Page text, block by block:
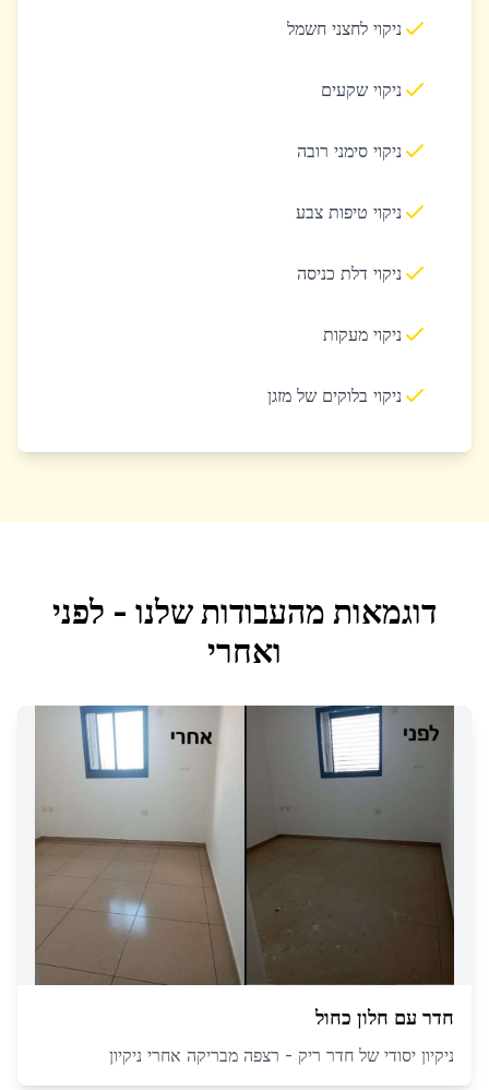
ניקוי לחצני חשמל
ניקוי שקעים
ניקוי סימני רובה
ניקוי טיפות צבע
ניקוי דלת כניסה
ניקוי מעקות
ניקוי בלוקים של מזגן
דוגמאות מהעבודות שלנו - לפני
ואחרי
חדר עם חלון כחול
ניקיון יסודי של חדר ריק - רצפה מבריקה אחרי ניקיון